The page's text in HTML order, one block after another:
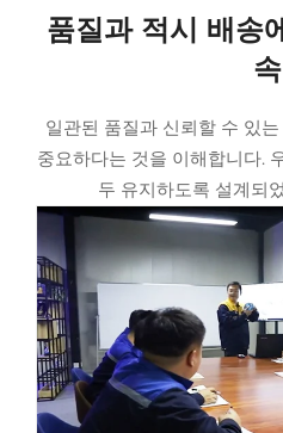
품질과 적시 배송
속
일관된 품질과 신뢰할 수 있
중요하다는 것을 이해합니다.
두 유지하도록 설계되